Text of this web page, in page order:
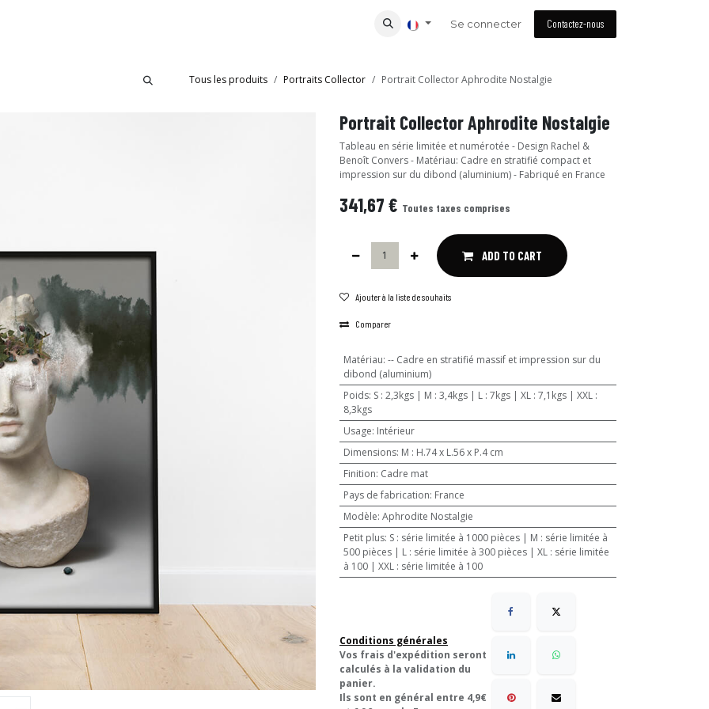
Se connecter Contactez-nous
Tous les produits Portraits Collector Portrait Collector Aphrodite Nostalgie
Portrait Collector Aphrodite Nostalgie
Tableau en série limitée et numérotée - Design Rachel &
Benoît Convers - Matériau: Cadre en stratifié compact et
impression sur du dibond (aluminium) - Fabriqué en France
341,67 € Toutes taxes comprises
ADD TO CART
Ajouter à la liste de souhaits
Comparer
Matériau: -- Cadre en stratifié massif et impression sur du
dibond (aluminium)
Poids: S : 2,3kgs | M : 3,4kgs | L : 7kgs | XL : 7,1kgs | XXL :
8,3kgs
Usage: Intérieur
Dimensions:
M : H.74 x L.56 x P.4 cm
Finition: Cadre mat
Pays de fabrication: France
Modèle: Aphrodite Nostalgie
Petit plus: S : série limitée à 1000 pièces | M : série limitée à
500 pièces | L : série limitée à 300 pièces | XL : série limitée
à 100 | XXL : série limitée à 100
Conditions générales
Vos frais d'expédition seront
calculés à la validation du
panier.
Ils sont en général entre 4,9€